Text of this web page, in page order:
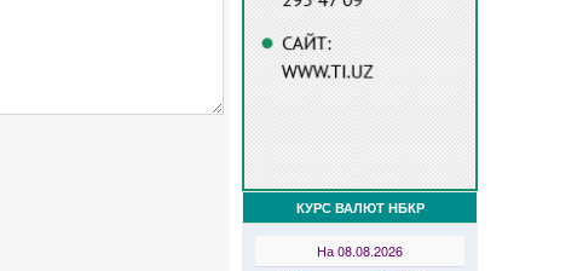
КУРС ВАЛЮТ НБКР
На 08.08.2026